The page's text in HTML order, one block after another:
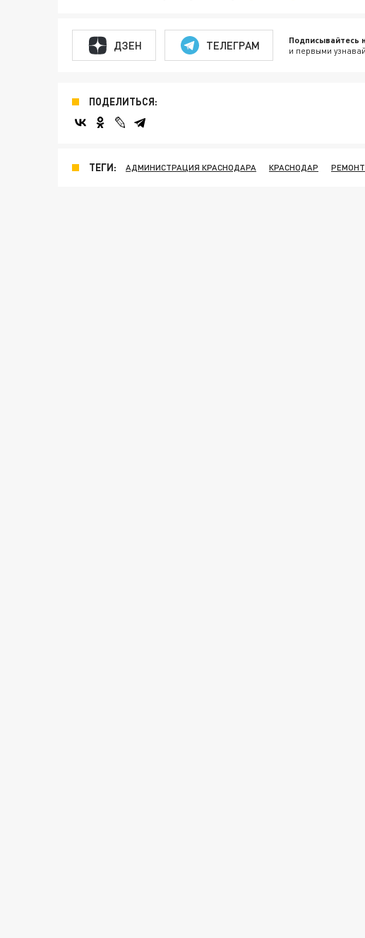
ДЗЕН ТЕЛЕГРАМ Подписывайтесь
и первыми
ПОДЕЛИТЬСЯ:
ТЕГИ: АДМИНИСТРАЦИЯ КРАСНОДАРА КРАСНОДАР